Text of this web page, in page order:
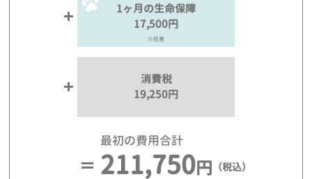
1ヶ月の生命保障
17,500円
※任意
消費税
19,250円
最初の費用合計
211,750円 （税込）